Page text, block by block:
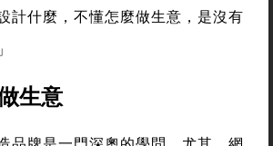
計什麼，不懂怎麼做生意，是沒有
生意